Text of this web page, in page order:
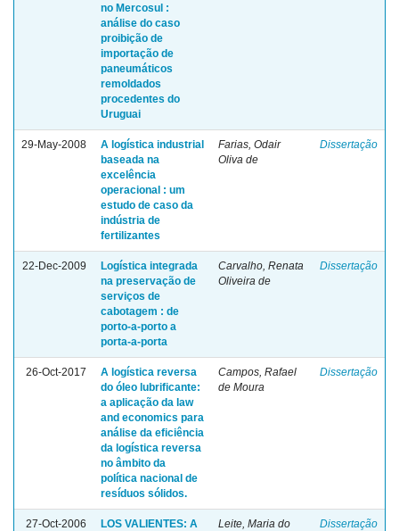
no Mercosul :
análise do caso
proibição de
importação de
paneumáticos
remoldados
procedentes do
Uruguai
29-May-2008
A logística industrial
baseada na
excelência
operacional : um
estudo de caso da
indústria de
fertilizantes
Farias, Odair
Oliva de
Dissertação
22-Dec-2009
Logística integrada
na preservação de
serviços de
cabotagem : de
porto-a-porto a
porta-a-porta
Carvalho, Renata
Oliveira de
Dissertação
26-Oct-2017
A logística reversa
do óleo lubrificante:
a aplicação da law
and economics para
análise da eficiência
da logística reversa
no âmbito da
política nacional de
resíduos sólidos.
Campos, Rafael
de Moura
Dissertação
27-Oct-2006
LOS VALIENTES: A
Leite, Maria do
Dissertação